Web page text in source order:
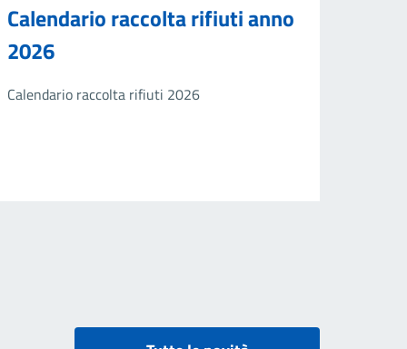
Calendario raccolta rifiuti anno
2026
Calendario raccolta rifiuti 2026